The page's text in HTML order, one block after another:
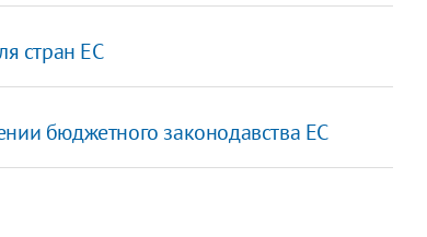
стран ЕС
бюджетного законодавства ЕС